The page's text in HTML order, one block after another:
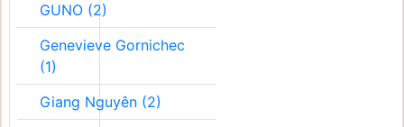
GUNO (2)
Genevieve Gornichec
(1)
Giang Nguyên (2)